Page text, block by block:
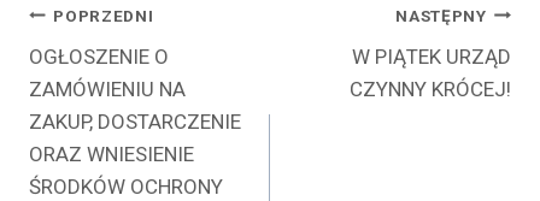
Nawigacja
wpisu
POPRZEDNI
OGŁOSZENIE O
ZAMÓWIENIU NA
ZAKUP, DOSTARCZENIE
ORAZ WNIESIENIE
ŚRODKÓW OCHRONY
NASTĘPNY
W PIĄTEK URZĄD
CZYNNY KRÓCEJ!